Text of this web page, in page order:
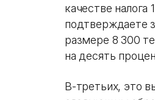
качестве
подтверждаете
размере 8 300
на десять
В-третьих, это